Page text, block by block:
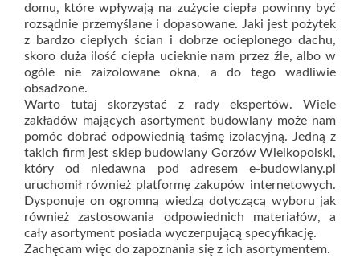
domu, które wpływają na zużycie ciepła powinny być
rozsądnie przemyślane i dopasowane. Jaki jest pożytek
z bardzo ciepłych ścian i dobrze ocieplonego dachu,
skoro duża ilość ciepła ucieknie nam przez źle, albo w
ogóle nie zaizolowane okna, a do tego wadliwie
obsadzone.
Warto tutaj skorzystać z rady ekspertów. Wiele
zakładów mających asortyment budowlany może nam
pomóc dobrać odpowiednią taśmę izolacyjną. Jedną z
takich firm jest sklep budowlany Gorzów Wielkopolski,
który od niedawna pod adresem e-budowlany.pl
uruchomił również platformę zakupów internetowych.
Dysponuje on ogromną wiedzą dotyczącą wyboru jak
również zastosowania odpowiednich materiałów, a
cały asortyment posiada wyczerpującą specyfikację.
Zachęcam więc do zapoznania się z ich asortymentem.